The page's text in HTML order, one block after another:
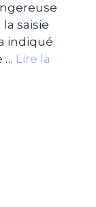
saisie
indiqué
… Lire la